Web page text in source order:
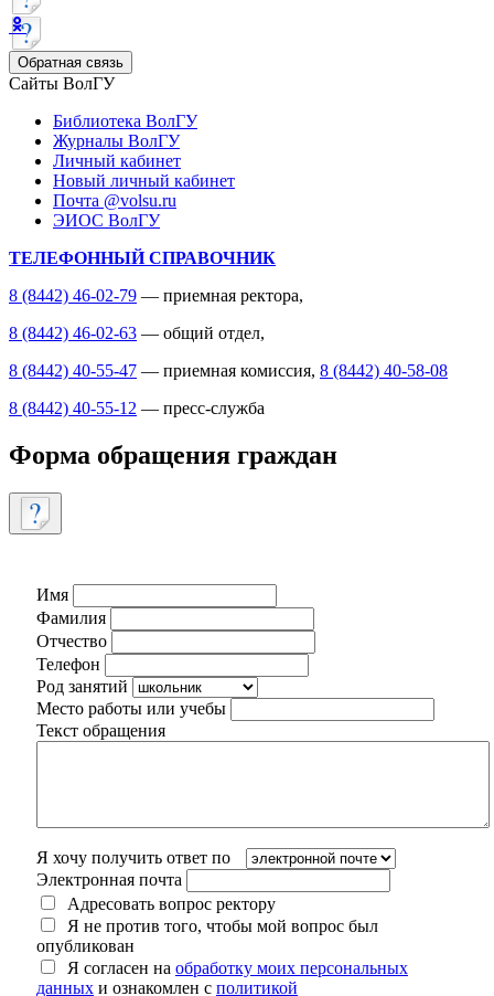
Обратная связь
Сайты ВолГУ
Библиотека ВолГУ
Журналы ВолГУ
Личный кабинет
Новый личный кабинет
Почта @volsu.ru
ЭИОС ВолГУ
ТЕЛЕФОННЫЙ СПРАВОЧНИК
8 (8442) 46-02-79 — приемная ректора,
8 (8442) 46-02-63 — общий отдел,
8 (8442) 40-55-47 — приемная комиссия, 8 (8442) 40-58-08
8 (8442) 40-55-12 — пресс-служба
Форма обращения граждан
Имя
Фамилия
Отчество
Телефон
Род занятий
Место работы или учебы
Текст обращения
Я хочу получить ответ по
Электронная почта
Адресовать вопрос ректору
Я не против того, чтобы мой вопрос был
опубликован
Я согласен на обработку моих персональных
данных и ознакомлен с политикой